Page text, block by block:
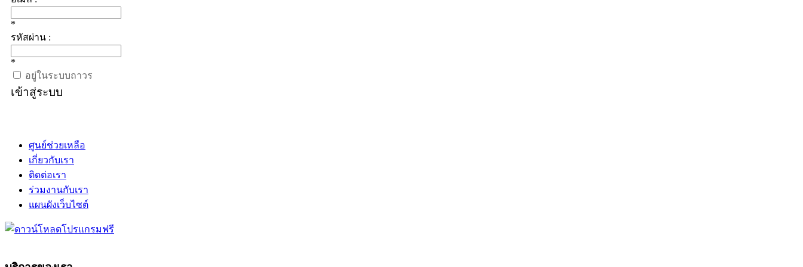
*
รหัสผ่าน :
*
อยู่ในระบบถาวร
เข้าสู่ระบบ
ศูนย์ช่วยเหลือ
เกี่ยวกับเรา
ติดต่อเรา
ร่วมงานกับเรา
แผนผังเว็บไซต์